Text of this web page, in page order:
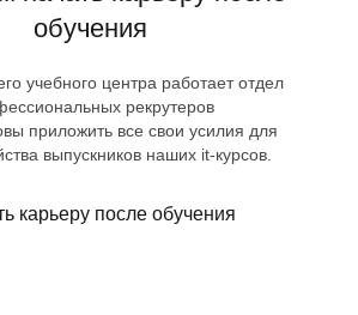
обучения
учебного центра работает отдел
рекрутеров
приложить все свои усилия для
выпускников наших it-курсов.